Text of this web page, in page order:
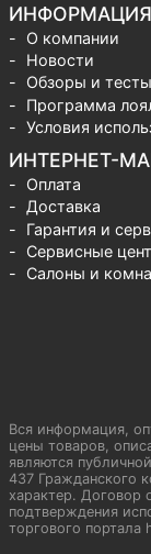
ИНФОРМАЦИЯ
О компании
Новости
Обзоры и тесты
Программа
Условия
ИНТЕРНЕТ-
Оплата
Доставка
Гарантия и
Сервисные
Салоны и
Вся информация,
цены товаров,
являются
437 Гражданского
характер. Договор
подтверждения
торгового портала